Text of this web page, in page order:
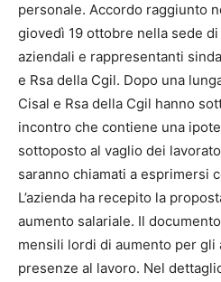
personale. Accordo raggiunto
giovedì 19 ottobre nella sede
aziendali e rappresentanti
e Rsa della Cgil. Dopo una
Cisal e Rsa della Cgil hanno
incontro che contiene una
sottoposto al vaglio dei
saranno chiamati a esprimersi
L’azienda ha recepito la
aumento salariale. Il
mensili lordi di aumento per gli
presenze al lavoro. Nel